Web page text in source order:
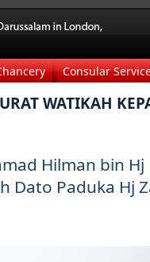
Consular
WATIKAH
Hilman bin Hj
Dato Paduka Hj